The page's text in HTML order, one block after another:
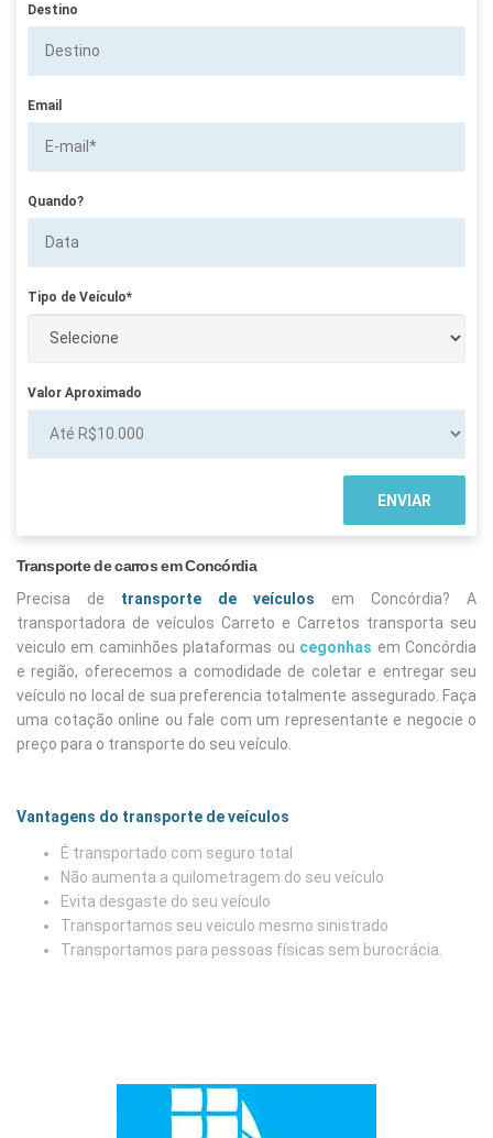
Destino
Email
Quando?
Tipo de Veículo*
Valor Aproximado
Transporte de carros em Concórdia
Precisa de transporte de veículos em Concórdia? A
transportadora de veículos Carreto e Carretos transporta seu
veiculo em caminhões plataformas ou cegonhas em Concórdia
e região, oferecemos a comodidade de coletar e entregar seu
veículo no local de sua preferencia totalmente assegurado. Faça
uma cotação online ou fale com um representante e negocie o
preço para o transporte do seu veículo.
Vantagens do transporte de veículos
É transportado com seguro total
Não aumenta a quilometragem do seu veículo
Evita desgaste do seu veículo
Transportamos seu veiculo mesmo sinistrado
Transportamos para pessoas físicas sem burocrácia.